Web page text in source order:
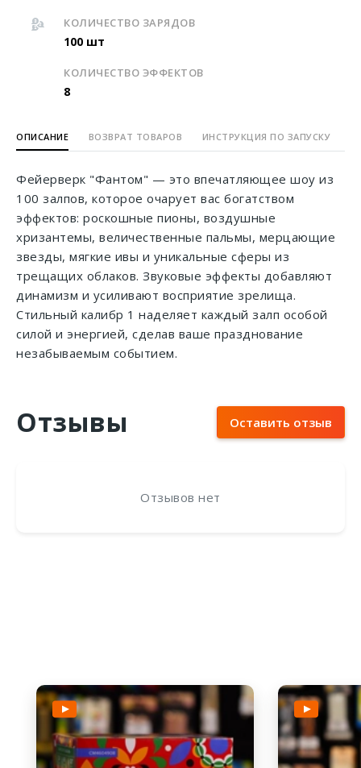
КОЛИЧЕСТВО ЗАРЯДОВ
100 шт
КОЛИЧЕСТВО ЭФФЕКТОВ
8
ОПИСАНИЕ ВОЗВРАТ ТОВАРОВ ИНСТРУКЦИЯ ПО ЗАПУСКУ
Фейерверк "Фантом" — это впечатляющее шоу из
100 залпов, которое очарует вас богатством
эффектов: роскошные пионы, воздушные
хризантемы, величественные пальмы, мерцающие
звезды, мягкие ивы и уникальные сферы из
трещащих облаков. Звуковые эффекты добавляют
динамизм и усиливают восприятие зрелища.
Стильный калибр 1 наделяет каждый залп особой
силой и энергией, сделав ваше празднование
незабываемым событием.
Отзывы Оставить отзыв
Отзывов нет